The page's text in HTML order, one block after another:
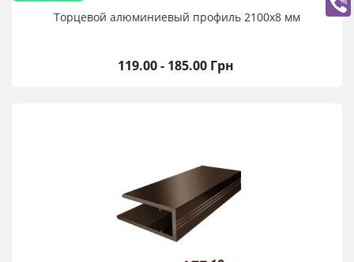
Торцевой алюминиевый профиль 2100х8 мм
119.00 - 185.00 Грн